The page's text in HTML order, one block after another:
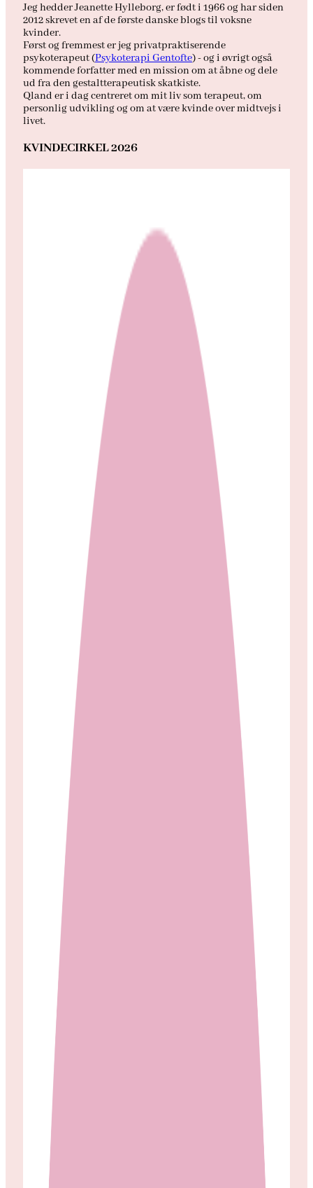
Jeg hedder Jeanette Hylleborg, er født i 1966 og har siden
2012 skrevet en af de første danske blogs til voksne
kvinder.
Først og fremmest er jeg privatpraktiserende
psykoterapeut (Psykoterapi Gentofte) - og i øvrigt også
kommende forfatter med en mission om at åbne og dele
ud fra den gestaltterapeutisk skatkiste.
Qland er i dag centreret om mit liv som terapeut, om
personlig udvikling og om at være kvinde over midtvejs i
livet.
KVINDECIRKEL 2026